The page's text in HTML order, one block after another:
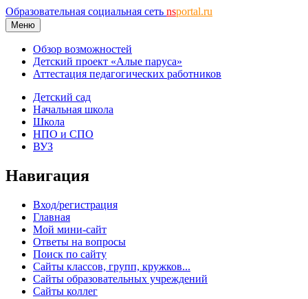
Образовательная социальная сеть nsportal.ru
Меню
Обзор возможностей
Детский проект «Алые паруса»
Аттестация педагогических работников
Детский сад
Начальная школа
Школа
НПО и СПО
ВУЗ
Навигация
Вход/регистрация
Главная
Мой мини-сайт
Ответы на вопросы
Поиск по сайту
Сайты классов, групп, кружков...
Сайты образовательных учреждений
Сайты коллег